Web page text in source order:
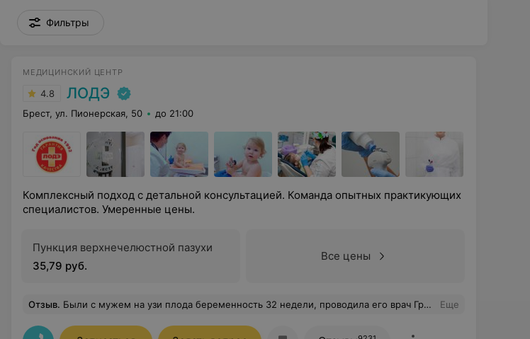
Фильтры
МЕДИЦИНСКИЙ ЦЕНТР
4.8 ЛОДЭ
Брест, ул. Пионерская, 50 до 21:00
Комплексный подход с детальной консультацией. Команда опытных практикующих
специалистов. Умеренные цены.
Пункция верхнечелюстной пазухи
35,79 руб.
Все цены
Отзыв. Были с мужем на узи плода беременность 32 недели, проводила его врач Гришин Наталья Валерьевна. Малейшая женщина и отличный специалист, все очень подробно рассказывала и показывала, без спешки и суеты. Ребенок отворачивался от камеры, но она делала все, чтобы его словить. Нам очень понравился этот поход и снимки, которые удалось ей словить. Спасибо большое, с радостью вернемся еще. Еще